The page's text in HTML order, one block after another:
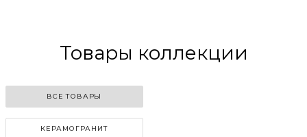
Товары коллекции
ВСЕ ТОВАРЫ
КЕРАМОГРАНИТ